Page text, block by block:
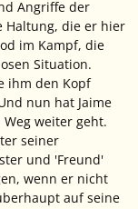
Angriffe der
Haltung, die er hier
im Kampf, die
Situation.
ihm den Kopf
nun hat Jaime
weiter geht.
seiner
und 'Freund'
wenn er nicht
auf seine